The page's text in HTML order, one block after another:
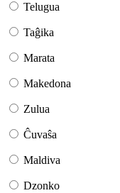
Telugua
Taĝika
Marata
Makedona
Zulua
Ĉuvaŝa
Maldiva
Dzonko